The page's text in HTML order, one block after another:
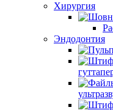
Хирургия
Эндодонтия